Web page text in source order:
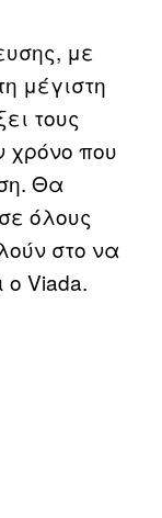
με
μέγιστη
τους
χρόνο που
Θα
όλους
στο να
ο Viada.